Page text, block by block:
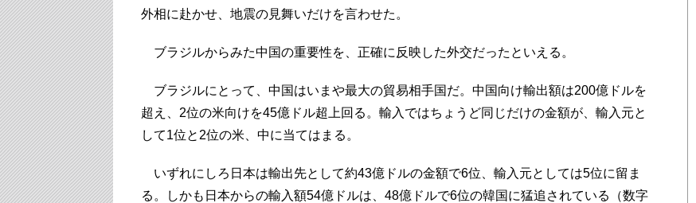
外相に赴かせ、地震の見舞いだけを言わせた。
ブラジルからみた中国の重要性を、正確に反映した外交だったといえる。
ブラジルにとって、中国はいまや最大の貿易相手国だ。中国向け輸出額は200億ドルを
超え、2位の米向けを45億ドル超上回る。輸入ではちょうど同じだけの金額が、輸入元と
して1位と2位の米、中に当てはまる。
いずれにしろ日本は輸出先として約43億ドルの金額で6位、輸入元としては5位に留ま
る。しかも日本からの輸入額54億ドルは、48億ドルで6位の韓国に猛追されている（数字